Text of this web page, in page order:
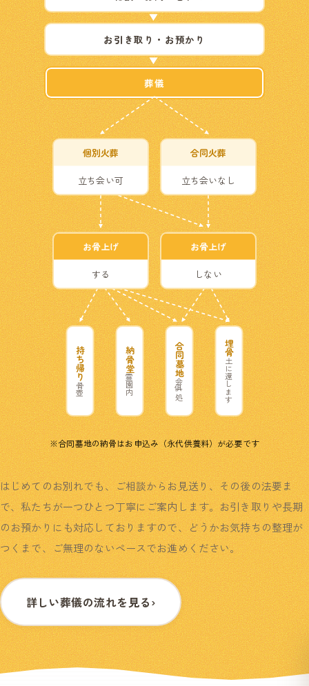
お引き取り・お預かり
葬儀
個別火葬
立ち会い可
合同火葬
立ち会いなし
お骨上げ
する
お骨上げ
しない
持ち帰り
骨壺
納骨堂
霊園内
合同墓地
俱会一処
埋骨
土に還します
※合同墓地の納骨はお申込み（永代供養料）が必要です
はじめてのお別れでも、ご相談からお見送り、その後の法要ま
で、私たちが一つひとつ丁寧にご案内します。お引き取りや長期
のお預かりにも対応しておりますので、どうかお気持ちの整理が
つくまで、ご無理のないペースでお進めください。
詳しい葬儀の流れを見る›